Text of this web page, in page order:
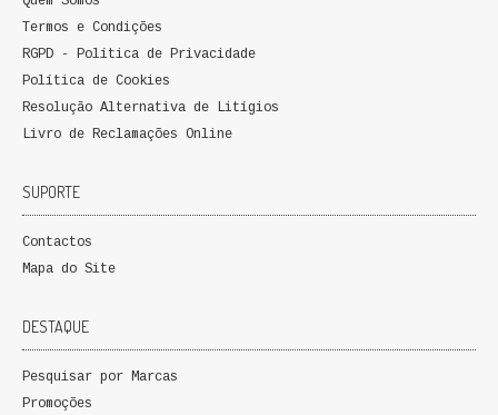
RELAÇÕES INTERNACIONAIS
QUEM SOMOS
PROMOÇÕES
Termos e Condições
RGPD - Política de Privacidade
Política de Cookies
Resolução Alternativa de Litígios
Livro de Reclamações Online
SUPORTE
Contactos
Mapa do Site
DESTAQUE
Pesquisar por Marcas
Promoções